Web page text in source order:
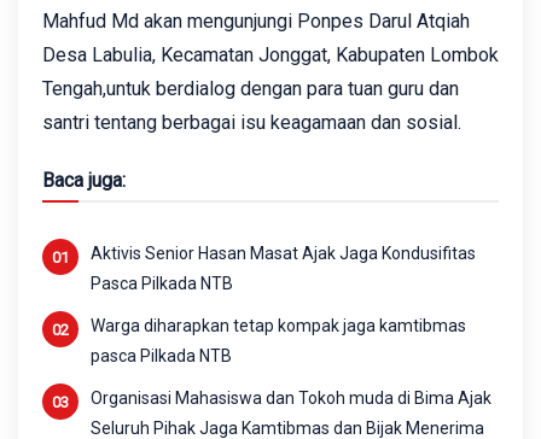
Mahfud Md akan mengunjungi Ponpes Darul Atqiah
Desa Labulia, Kecamatan Jonggat, Kabupaten Lombok
Tengah,untuk berdialog dengan para tuan guru dan
santri tentang berbagai isu keagamaan dan sosial.
Baca juga:
Aktivis Senior Hasan Masat Ajak Jaga Kondusifitas
Pasca Pilkada NTB
Warga diharapkan tetap kompak jaga kamtibmas
pasca Pilkada NTB
Organisasi Mahasiswa dan Tokoh muda di Bima Ajak
Seluruh Pihak Jaga Kamtibmas dan Bijak Menerima